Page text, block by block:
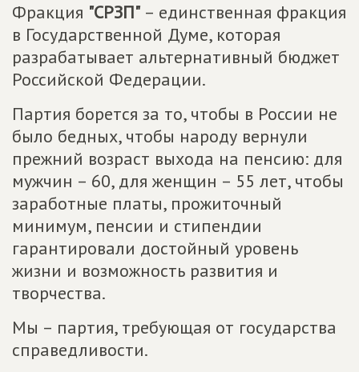
Фракция "СРЗП" – единственная фракция
в Государственной Думе, которая
разрабатывает альтернативный бюджет
Российской Федерации.
Партия борется за то, чтобы в России не
было бедных, чтобы народу вернули
прежний возраст выхода на пенсию: для
мужчин – 60, для женщин – 55 лет, чтобы
заработные платы, прожиточный
минимум, пенсии и стипендии
гарантировали достойный уровень
жизни и возможность развития и
творчества.
Мы – партия, требующая от государства
справедливости.